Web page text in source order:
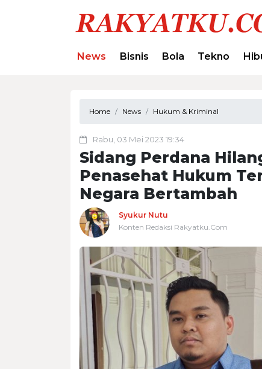
News Bisnis Bola Tekno
Home News Hukum & Kriminal
Rabu, 03 Mei 2023 19:34
Sidang Perdana
Penasehat Hukum
Negara Bertambah
Syukur Nutu
Konten Redaksi Rakyatku.Com